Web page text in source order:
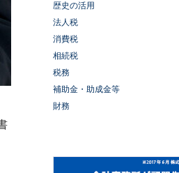
歴史の活用
法人税
消費税
相続税
税務
補助金・助成金等
財務